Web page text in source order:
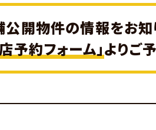
公開物件の情報をお知
予約フォーム」よりご